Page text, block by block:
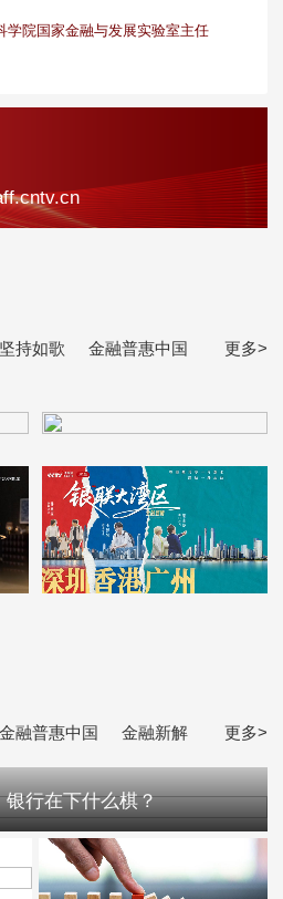
学院国家金融与发展实验室主任
更多>
坚持如歌 金融普惠中国
更多>
金融普惠中国 金融新解
银行在下什么棋？